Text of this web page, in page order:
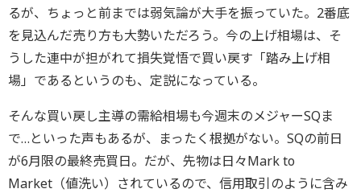
るが、ちょっと前までは弱気論が大手を振っていた。2番底
を見込んだ売り方も大勢いただろう。今の上げ相場は、そ
うした連中が担がれて損失覚悟で買い戻す「踏み上げ相
場」であるというのも、定説になっている。
そんな買い戻し主導の需給相場も今週末のメジャーSQま
で…といった声もあるが、まったく根拠がない。SQの前日
が6月限の最終売買日。だが、先物は日々Mark to
Market（値洗い）されているので、信用取引のように含み